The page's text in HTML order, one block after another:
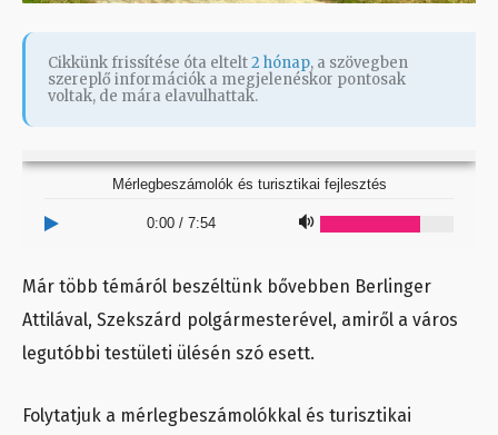
Cikkünk frissítése óta eltelt2 hónap, a szövegben
szereplő információk a megjelenéskor pontosak
voltak, de mára elavulhattak.
0:00 / 7:54
Mérlegbeszámolók és turisztikai fejlesztés
Már több témáról beszéltünk bővebben Berlinger
Attilával, Szekszárd polgármesterével, amiről a város
legutóbbi testületi ülésén szó esett.
Folytatjuk a mérlegbeszámolókkal és turisztikai